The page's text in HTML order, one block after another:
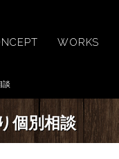
WORKS
談
個別相談